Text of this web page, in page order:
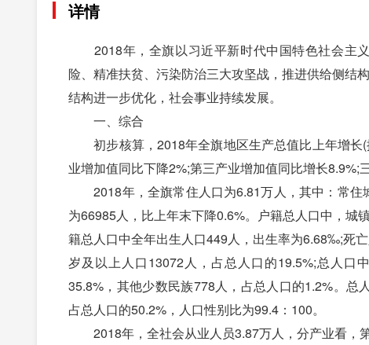
详情
2018年，全旗以习近平新时代中国特色社会主
险、精准扶贫、污染防治三大攻坚战，推进供给侧结
结构进一步优化，社会事业持续发展。
一、综合
初步核算，2018年全旗地区生产总值比上年增长(
业增加值同比下降2%;第三产业增加值同比增长8.9%;
2018年，全旗常住人口为6.81万人，其中：常住
为66985人，比上年末下降0.6%。户籍总人口中，城
籍总人口中全年出生人口449人，出生率为6.68‰;死
岁及以上人口13072人，占总人口的19.5%;总人口
35.8%，其他少数民族778人，占总人口的1.2%。总
占总人口的50.2%，人口性别比为99.4：100。
2018年，全社会从业人员3.87万人，分产业看，